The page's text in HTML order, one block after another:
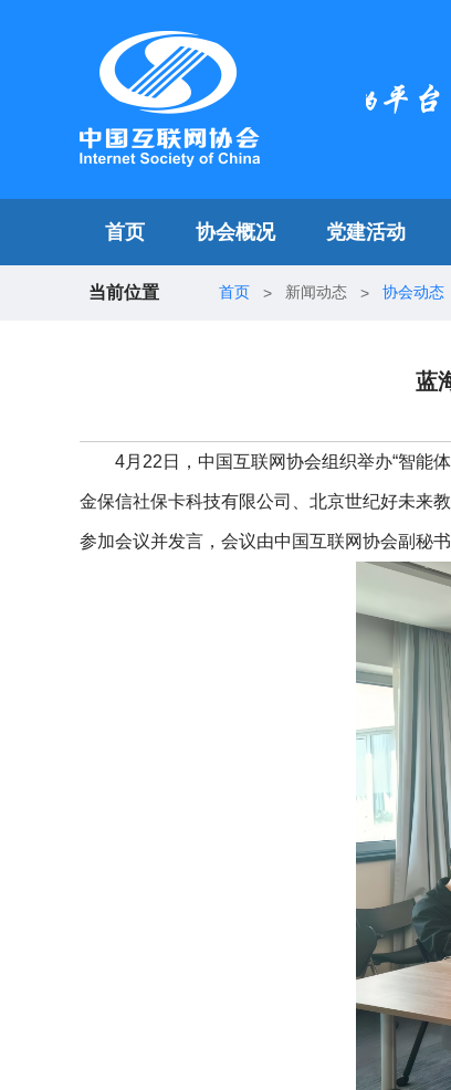
首页 协会概况 党建活动
当前位置 首页 > 新闻动态 > 协会动态
蓝
4月22日，中国互联网协会组织举办“智能
金保信社保卡科技有限公司、北京世纪好未来
参加会议并发言，会议由中国互联网协会副秘书